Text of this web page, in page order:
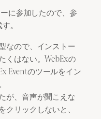
に参加したので、参
。
なので、インストー
くはない。WebExの
Eventのツールをイン
が、音声が聞こえな
リックしないと、